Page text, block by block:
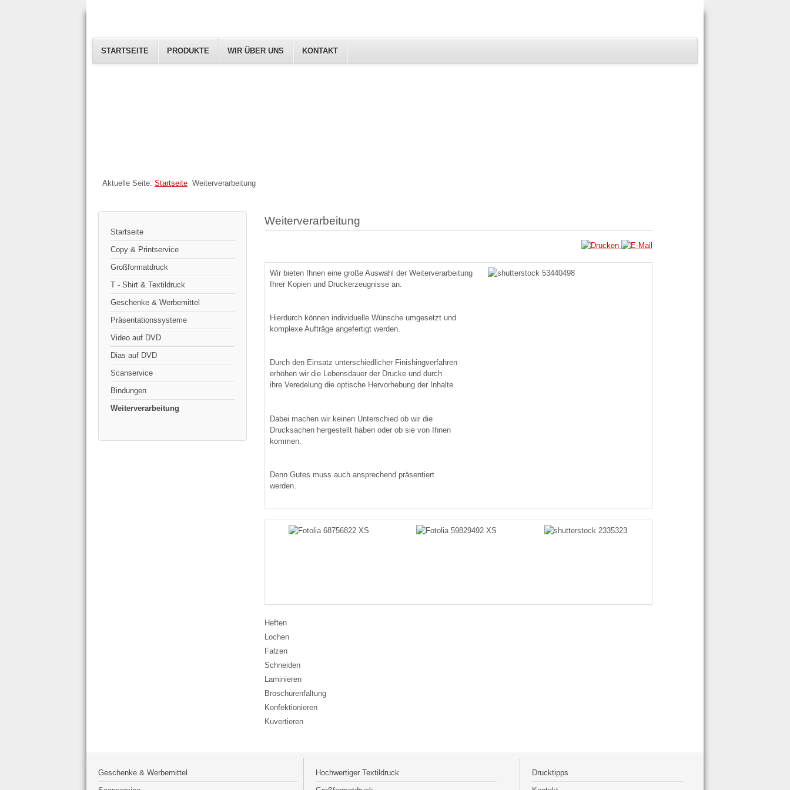
STARTSEITE PRODUKTE WIR ÜBER UNS KONTAKT
Aktuelle Seite: Startseite Weiterverarbeitung
Startseite
Copy & Printservice
Großformatdruck
T - Shirt & Textildruck
Geschenke & Werbemittel
Präsentationssysteme
Video auf DVD
Dias auf DVD
Scanservice
Bindungen
Weiterverarbeitung
Weiterverarbeitung
Wir bieten Ihnen eine große Auswahl der Weiterverarbeitung
Ihrer Kopien und Druckerzeugnisse an.
Hierdurch können individuelle Wünsche umgesetzt und
komplexe Aufträge angefertigt werden.
Durch den Einsatz unterschiedlicher Finishingverfahren
erhöhen wir die Lebensdauer der Drucke und durch
ihre Veredelung die optische Hervorhebung der Inhalte.
Dabei machen wir keinen Unterschied ob wir die
Drucksachen hergestellt haben oder ob sie von Ihnen
kommen.
Denn Gutes muss auch ansprechend präsentiert
werden.
Heften
Lochen
Falzen
Schneiden
Laminieren
Broschürenfaltung
Konfektionieren
Kuvertieren
Geschenke & Werbemittel
Hochwertiger Textildruck
Drucktipps